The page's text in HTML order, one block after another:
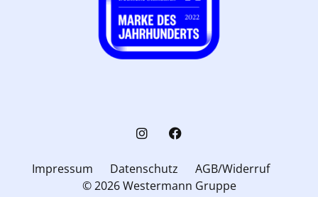
Impressum Datenschutz
AGB/Widerruf
© 2026 Westermann Gruppe